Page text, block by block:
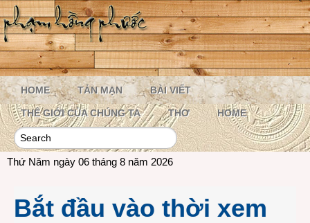
HOME TẢN MẠN BÀI VIẾT
THẾ GIỚI CỦA CHÚNG TA THƠ HOME
Thứ Năm ngày 06 tháng 8 năm 2026
Bắt đầu vào thời xem